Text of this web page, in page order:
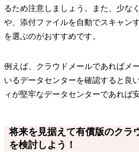
るため注意しましょう。また、少な
や、添付ファイルを自動でスキャン
を選ぶのがおすすめです。
例えば、クラウドメールであればメ
いるデータセンターを確認すると良
ィが堅牢なデータセンターであれば
将来を見据えて有償版のクラ
を検討しよう！